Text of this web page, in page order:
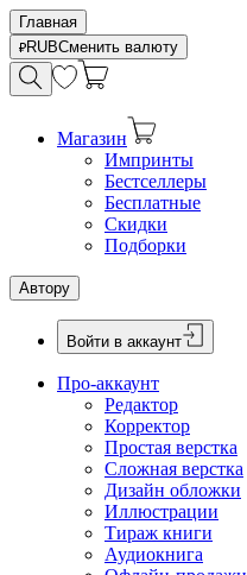
Главная
RUBСменить валюту
Магазин
Импринты
Бестселлеры
Бесплатные
Скидки
Подборки
Автору
Войти в аккаунт
Про-аккаунт
Редактор
Корректор
Простая верстка
Сложная верстка
Дизайн обложки
Иллюстрации
Тираж книги
Аудиокнига